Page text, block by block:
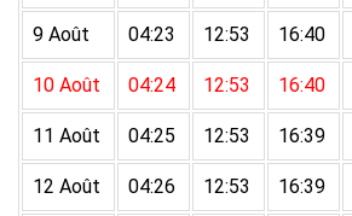
9 Août 04:23 12:53 16:40
10 Août 04:24 12:53 16:40
11 Août 04:25 12:53 16:39
12 Août 04:26 12:53 16:39